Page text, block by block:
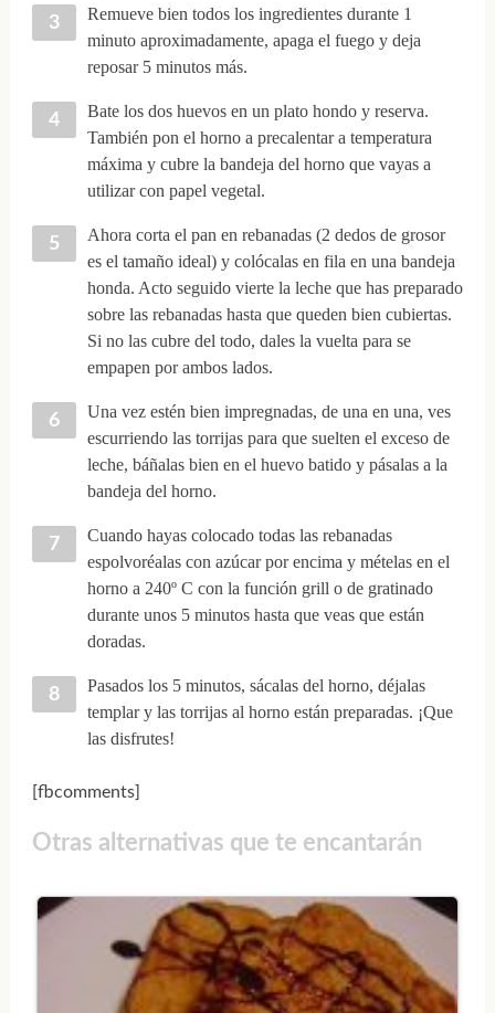
Remueve bien todos los ingredientes durante 1
minuto aproximadamente, apaga el fuego y deja
reposar 5 minutos más.
Bate los dos huevos en un plato hondo y reserva.
También pon el horno a precalentar a temperatura
máxima y cubre la bandeja del horno que vayas a
utilizar con papel vegetal.
Ahora corta el pan en rebanadas (2 dedos de grosor
es el tamaño ideal) y colócalas en fila en una bandeja
honda. Acto seguido vierte la leche que has preparado
sobre las rebanadas hasta que queden bien cubiertas.
Si no las cubre del todo, dales la vuelta para se
empapen por ambos lados.
Una vez estén bien impregnadas, de una en una, ves
escurriendo las torrijas para que suelten el exceso de
leche, báñalas bien en el huevo batido y pásalas a la
bandeja del horno.
Cuando hayas colocado todas las rebanadas
espolvoréalas con azúcar por encima y mételas en el
horno a 240º C con la función grill o de gratinado
durante unos 5 minutos hasta que veas que están
doradas.
Pasados los 5 minutos, sácalas del horno, déjalas
templar y las torrijas al horno están preparadas. ¡Que
las disfrutes!
[fbcomments]
Otras alternativas que te encantarán